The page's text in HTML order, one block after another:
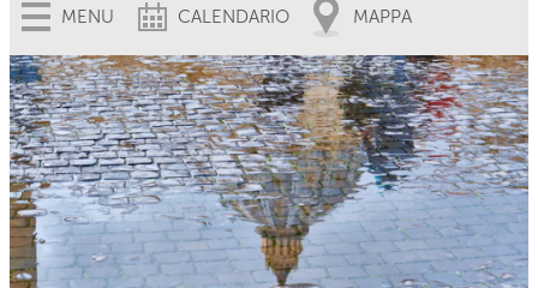
MENU CALENDARIO MAPPA